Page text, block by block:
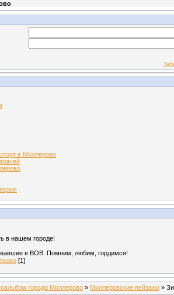
в Миллерово
в нашем городе!
в ВОВ. Помним, любим, гордимся!
[1]
города Миллерово » Миллеровские пейзажи »